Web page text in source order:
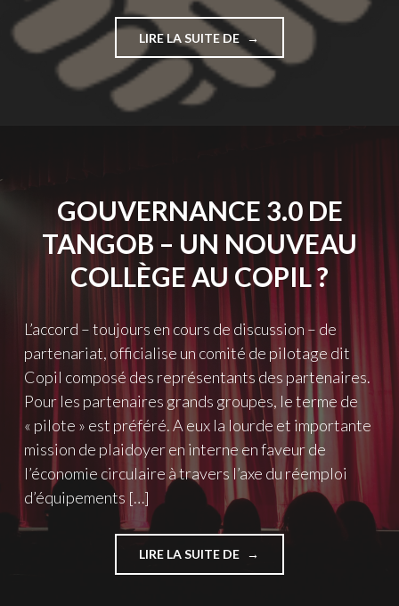
LIRE LA SUITE DE"GOUVERNANCE
3.0
GOUVERNANCE 3.0 DE
TANGOB – UN NOUVEAU
COLLÈGE AU COPIL ?
L’accord – toujours en cours de discussion – de
partenariat, officialise un comité de pilotage dit
Copil composé des représentants des partenaires.
Pour les partenaires grands groupes, le terme de
« pilote » est préféré. A eux la lourde et importante
mission de plaidoyer en interne en faveur de
l’économie circulaire à travers l’axe du réemploi
d’équipements […]
LIRE LA SUITE DE "GOUVERNANCE
3.0